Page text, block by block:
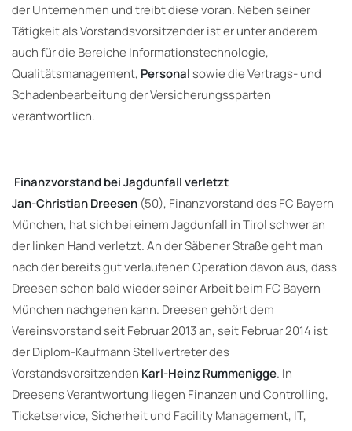
der Unternehmen und treibt diese voran. Neben seiner
Tätigkeit als Vorstandsvorsitzender ist er unter anderem
auch für die Bereiche Informationstechnologie,
Qualitätsmanagement, Personalsowie die Vertrags- und
Schadenbearbeitung der Versicherungssparten
verantwortlich.
Finanzvorstand bei Jagdunfall verletzt
Jan-Christian Dreesen (50), Finanzvorstand des FC Bayern
München, hat sich bei einem Jagdunfall in Tirol schwer an
der linken Hand verletzt. An der Säbener Straße geht man
nach der bereits gut verlaufenen Operation davon aus, dass
Dreesen schon bald wieder seiner Arbeit beim FC Bayern
München nachgehen kann. Dreesen gehört dem
Vereinsvorstand seit Februar 2013 an, seit Februar 2014 ist
der Diplom-Kaufmann Stellvertreter des
Vorstandsvorsitzenden Karl-Heinz Rummenigge. In
Dreesens Verantwortung liegen Finanzen und Controlling,
Ticketservice, Sicherheit und Facility Management, IT,